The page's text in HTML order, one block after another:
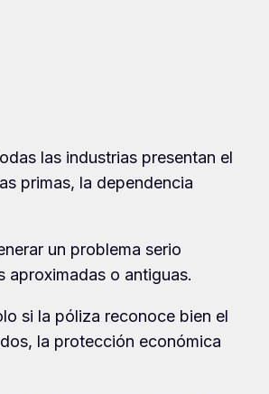
las industrias presentan el
primas, la dependencia
un problema serio
aproximadas o antiguas.
si la póliza reconoce bien el
la protección económica